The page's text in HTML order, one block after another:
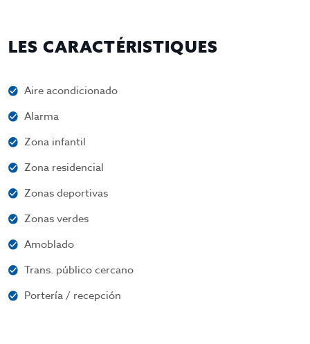
LES CARACTÉRISTIQUES
Aire acondicionado
Alarma
Zona infantil
Zona residencial
Zonas deportivas
Zonas verdes
Amoblado
Trans. público cercano
Portería / recepción